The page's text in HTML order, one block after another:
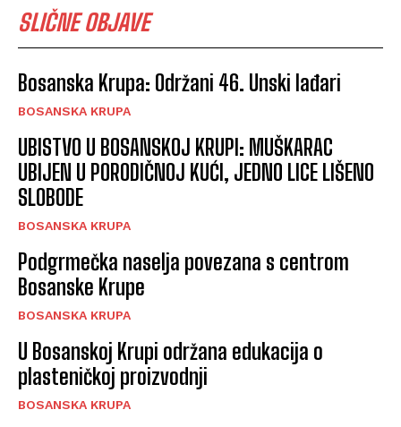
SLIČNE OBJAVE
Bosanska Krupa: Održani 46. Unski lađari
BOSANSKA KRUPA
UBISTVO U BOSANSKOJ KRUPI: MUŠKARAC
UBIJEN U PORODIČNOJ KUĆI, JEDNO LICE LIŠENO
SLOBODE
BOSANSKA KRUPA
Podgrmečka naselja povezana s centrom
Bosanske Krupe
BOSANSKA KRUPA
U Bosanskoj Krupi održana edukacija o
plasteničkoj proizvodnji
BOSANSKA KRUPA